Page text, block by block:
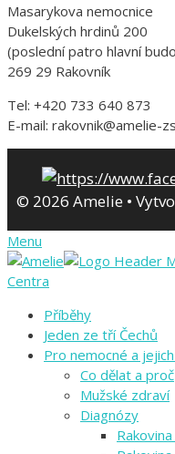
Masarykova nemocnice
Dukelských hrdinů 200
(poslední patro hlavní
269 29 Rakovník
Tel: +420 733 640 873
E-mail: rakovnik@amelie-
© 2026 Amelie •
Menu
Centra
Příběhy
Jeden ze tří Čechů
Pro nemocné a
Co dělat a proč
Mužské zdraví
Diagnózy